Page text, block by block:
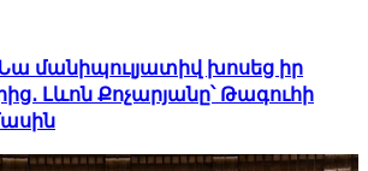
մանիպուլյատիվ խոսեց իր
Լևոն Քոչարյանը՝ Թագուհի